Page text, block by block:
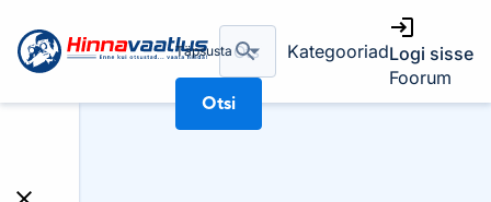
Täpsusta
Otsi
KategooriadLogi sisse
Foorum